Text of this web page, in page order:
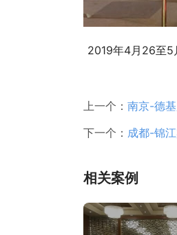
2019年4月26至5
上一个： 南京-德
下一个： 成都-锦
相关案例